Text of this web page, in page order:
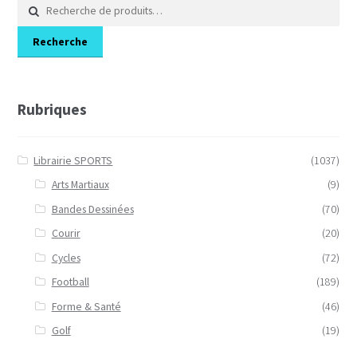
pour :
Recherche
Rubriques
Librairie SPORTS
(1037)
Arts Martiaux
(9)
Bandes Dessinées
(70)
Courir
(20)
Cycles
(72)
Football
(189)
Forme & Santé
(46)
Golf
(19)